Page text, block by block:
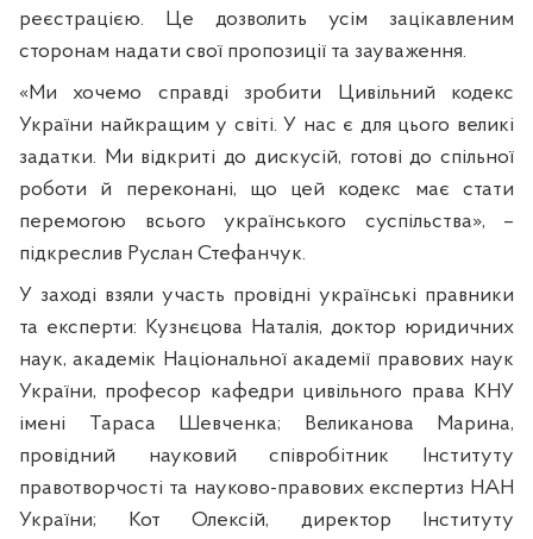
реєстрацією. Це дозволить усім зацікавленим
сторонам надати свої пропозиції та зауваження.
«Ми хочемо справді зробити Цивільний кодекс
України найкращим у світі. У нас є для цього великі
задатки. Ми відкриті до дискусій, готові до спільної
роботи й переконані, що цей кодекс має стати
перемогою всього українського суспільства», –
підкреслив Руслан Стефанчук.
У заході взяли участь провідні українські правники
та експерти: Кузнєцова Наталія, доктор юридичних
наук, академік Національної академії правових наук
України, професор кафедри цивільного права КНУ
імені Тараса Шевченка; Великанова Марина,
провідний науковий співробітник Інституту
правотворчості та науково-правових експертиз НАН
України; Кот Олексій, директор Інституту